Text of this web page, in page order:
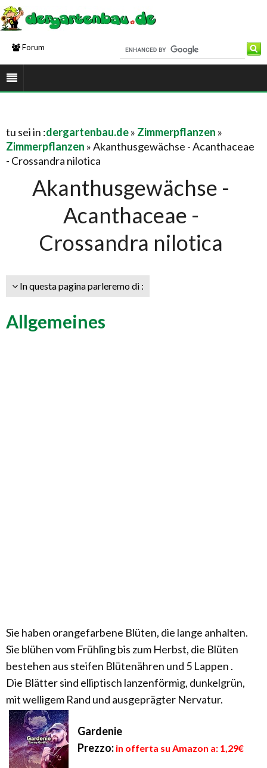
Forum
tu sei in :dergartenbau.de» Zimmerpflanzen »
Zimmerpflanzen » Akanthusgewächse - Acanthaceae
- Crossandra nilotica
Akanthusgewächse -
Acanthaceae -
Crossandra nilotica
In questa pagina parleremo di :
Allgemeines
Sie haben orangefarbene Blüten, die lange anhalten.
Sie blühen vom Frühling bis zum Herbst, die Blüten
bestehen aus steifen Blütenähren und 5 Lappen .
Die Blätter sind elliptisch lanzenförmig, dunkelgrün,
mit welligem Rand und ausgeprägter Nervatur.
Gardenie
Prezzo: in offerta su Amazon a: 1,29€